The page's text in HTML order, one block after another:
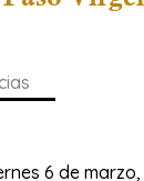
6 de